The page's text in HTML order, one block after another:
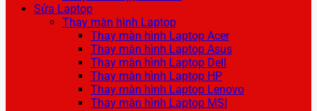
Sửa Laptop
Thay màn hình Laptop
Thay màn hình Laptop Acer
Thay màn hình Laptop Asus
Thay màn hình Laptop Dell
Thay màn hình Laptop HP
Thay màn hình Laptop Lenovo
Thay màn hình Laptop MSI